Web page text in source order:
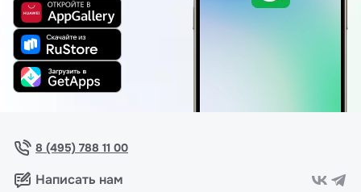
8 (495) 788 11 00
Написать нам